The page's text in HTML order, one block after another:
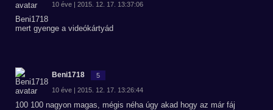
10 éve | 2015. 12. 17. 13:37:06
Beni1718
mert gyenge a videókártyád
Beni1718 5
10 éve | 2015. 12. 17. 13:26:44
100 100 nagyon magas, mégis néha úgy akad hogy az már fáj